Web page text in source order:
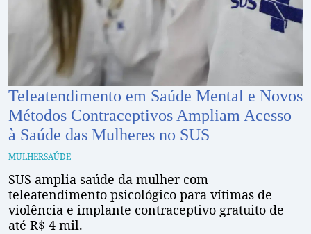
Teleatendimento em Saúde Mental e Novos
Métodos Contraceptivos Ampliam Acesso
à Saúde das Mulheres no SUS
MULHERSAÚDE
SUS amplia saúde da mulher com
teleatendimento psicológico para vítimas de
violência e implante contraceptivo gratuito de
até R$ 4 mil.